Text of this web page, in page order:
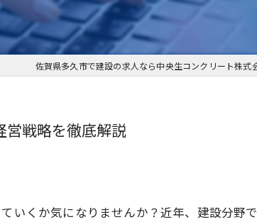
佐賀県多久市で建設の求人なら中央生コンクリート株式
営戦略を徹底解説
いくか気になりませんか？近年、建設分野